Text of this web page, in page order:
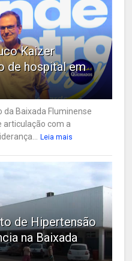
Kaizer
de hospital em
da Baixada Fluminense
com a
Leia mais
de Hipertensão
na Baixada